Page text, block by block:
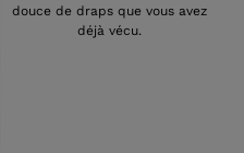
douce de draps que vous avez
déjà vécu.